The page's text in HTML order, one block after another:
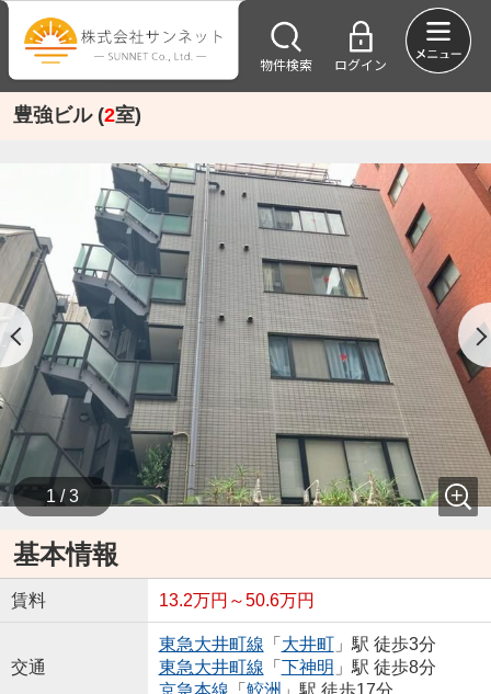
物件検索 ログイン
豊強ビル (2室)
1 / 3
基本情報
賃料 13.2万円～50.6万円
交通
東急大井町線 「 大井町」駅 徒歩3分
東急大井町線 「 下神明 」駅 徒歩8分